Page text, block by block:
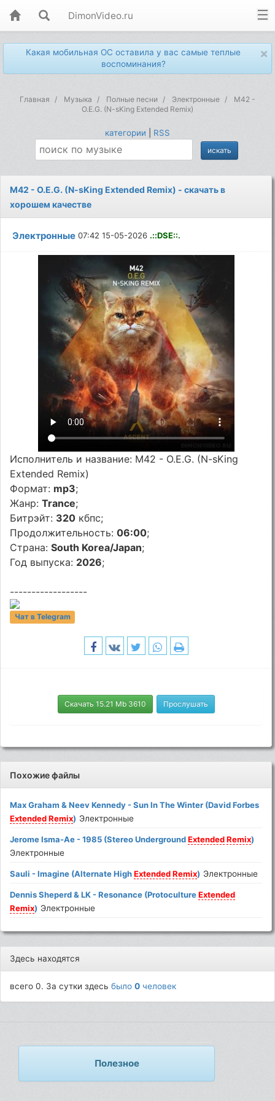
DimonVideo.ru
×
Какая мобильная ОС оставила у вас самые теплые
воспоминания?
Главная Музыка Полные песни Электронные
M42 -
O.E.G. (N-sKing Extended Remix)
категории RSS
M42 - O.E.G. (N-sKing Extended Remix) - скачать в
хорошем качестве
Электронные 07:42 15-05-2026 .::DSE::.
Исполнитель и название: M42 - O.E.G. (N-sKing
Extended Remix)
Формат: mp3;
Жанр:Trance;
Битрэйт: 320 кбпс;
Продолжительность:06:00;
Страна:South Korea/Japan;
Год выпуска: 2026;
------------------
Чат в Telegram
Скачать 15.21 Mb 3610 Прослушать
Похожие файлы
Max Graham & Neev Kennedy - Sun In The Winter (David Forbes
Extended Remix) Электронные
Jerome Isma-Ae - 1985 (Stereo UndergroundExtended Remix)
Электронные
Sauli - Imagine (Alternate HighExtended Remix) Электронные
Dennis Sheperd & LK - Resonance (ProtocultureExtended
Remix) Электронные
Здесь находятся
всего 0. За сутки здесьбыло0 человек
Полезное